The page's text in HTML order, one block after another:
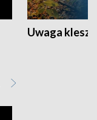
Uwaga